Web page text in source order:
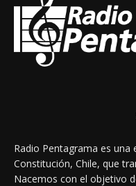
Radio Pentagrama es una
Constitución, Chile, que
Nacemos con el objetivo